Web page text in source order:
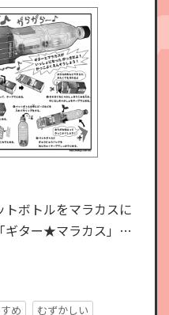
ボトルをマラカスに
ギター★マラカス」を
って、かっこよく決め
め
むずかしい